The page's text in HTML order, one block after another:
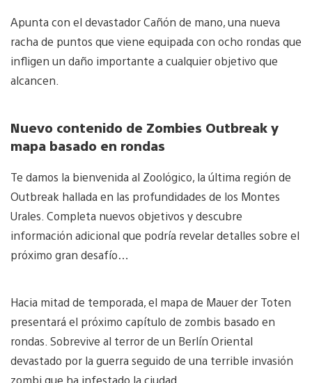
Apunta con el devastador Cañón de mano, una nueva
racha de puntos que viene equipada con ocho rondas que
infligen un daño importante a cualquier objetivo que
alcancen.
Nuevo contenido de Zombies Outbreak y
mapa basado en rondas
Te damos la bienvenida al Zoológico, la última región de
Outbreak hallada en las profundidades de los Montes
Urales. Completa nuevos objetivos y descubre
información adicional que podría revelar detalles sobre el
próximo gran desafío…
Hacia mitad de temporada, el mapa de Mauer der Toten
presentará el próximo capítulo de zombis basado en
rondas. Sobrevive al terror de un Berlín Oriental
devastado por la guerra seguido de una terrible invasión
zombi que ha infestado la ciudad.